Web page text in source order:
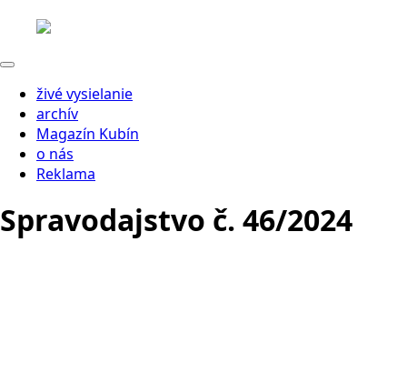
živé vysielanie
archív
Magazín Kubín
o nás
Reklama
Spravodajstvo č. 46/2024